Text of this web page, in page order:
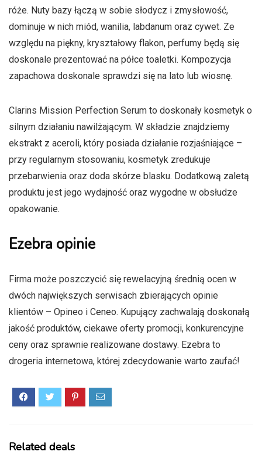
róże. Nuty bazy łączą w sobie słodycz i zmysłowość,
dominuje w nich miód, wanilia, labdanum oraz cywet. Ze
względu na piękny, kryształowy flakon, perfumy będą się
doskonale prezentować na półce toaletki. Kompozycja
zapachowa doskonale sprawdzi się na lato lub wiosnę.
Clarins Mission Perfection Serum to doskonały kosmetyk o
silnym działaniu nawilżającym. W składzie znajdziemy
ekstrakt z aceroli, który posiada działanie rozjaśniające –
przy regularnym stosowaniu, kosmetyk zredukuje
przebarwienia oraz doda skórze blasku. Dodatkową zaletą
produktu jest jego wydajność oraz wygodne w obsłudze
opakowanie.
Ezebra opinie
Firma może poszczycić się rewelacyjną średnią ocen w
dwóch największych serwisach zbierających opinie
klientów – Opineo i Ceneo. Kupujący zachwalają doskonałą
jakość produktów, ciekawe oferty promocji, konkurencyjne
ceny oraz sprawnie realizowane dostawy. Ezebra to
drogeria internetowa, której zdecydowanie warto zaufać!
Related deals